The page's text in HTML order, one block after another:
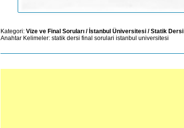
Kategori: Vize ve Final Soruları /İstanbul Üniversitesi /Statik Dersi
Anahtar Kelimeler: statik dersi final sorulari istanbul universitesi